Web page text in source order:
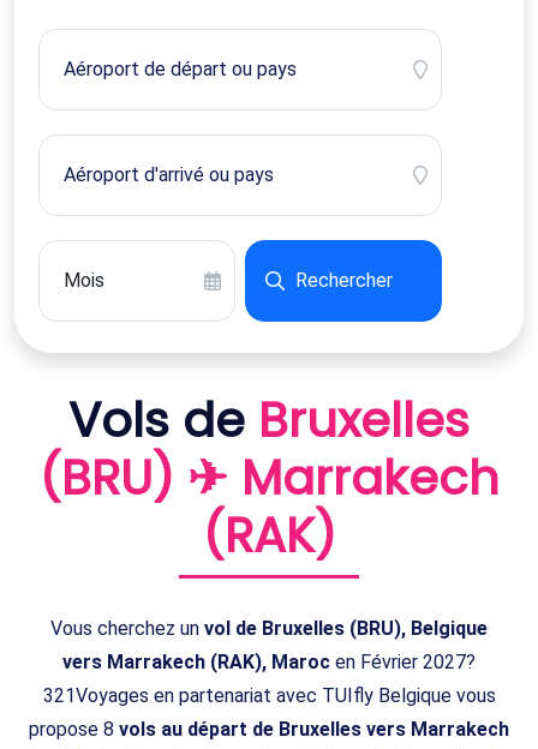
Rechercher
Vols de Bruxelles
(BRU) ✈ Marrakech
(RAK)
Vous cherchez un vol de Bruxelles (BRU), Belgique
vers Marrakech (RAK), Maroc en Février 2027?
321Voyages en partenariat avec TUIfly Belgique vous
propose 8 vols au départ de Bruxelles vers Marrakech